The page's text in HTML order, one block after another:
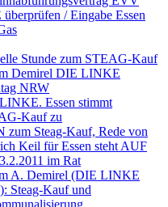
überprüfen / Eingabe Essen
Stunde zum STEAG-Kauf
Demirel DIE LINKE
NRW
Essen stimmt
Kauf zu
zum Steag-Kauf, Rede von
Keil für Essen steht AUF
im Rat
A. Demirel (DIE LINKE
Steag-Kauf und